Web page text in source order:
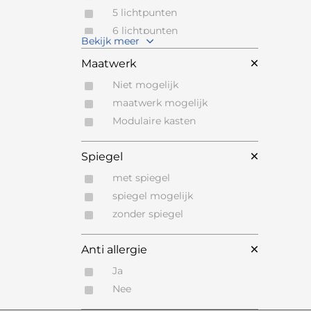
VANDYCK Bedfashion
VARAM
VIPACK
WAGNER
WENKO
WILLI SCHILLIG
WILLISAU
ZACK
ZUMSTEG BY WILLISAU
Wit
Zand
Zilver
Zwart
Zwart Staal
Zwart Staal
Zwart, koper
Zwart,koper
5 lichtpunten
6 lichtpunten
7 lichtpunten
Bekijk meer
Maatwerk
Niet mogelijk
maatwerk mogelijk
Modulaire kasten
Spiegel
met spiegel
spiegel mogelijk
zonder spiegel
Anti allergie
Ja
Nee